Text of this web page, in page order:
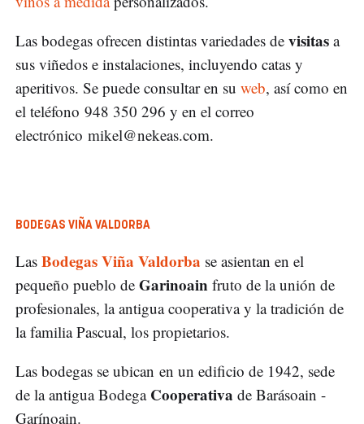
Las bodegas ofrecen distintas variedades de visitas a
sus viñedos e instalaciones, incluyendo catas y
aperitivos. Se puede consultar en su web, así como en
el teléfono 948 350 296 y en el correo
electrónico mikel@nekeas.com.
BODEGAS VIÑA VALDORBA
Las Bodegas Viña Valdorba se asientan en el
pequeño pueblo de Garinoain fruto de la unión de
profesionales, la antigua cooperativa y la tradición de
la familia Pascual, los propietarios.
Las bodegas se ubican en un edificio de 1942, sede
de la antigua Bodega Cooperativa de Barásoain -
Garínoain.